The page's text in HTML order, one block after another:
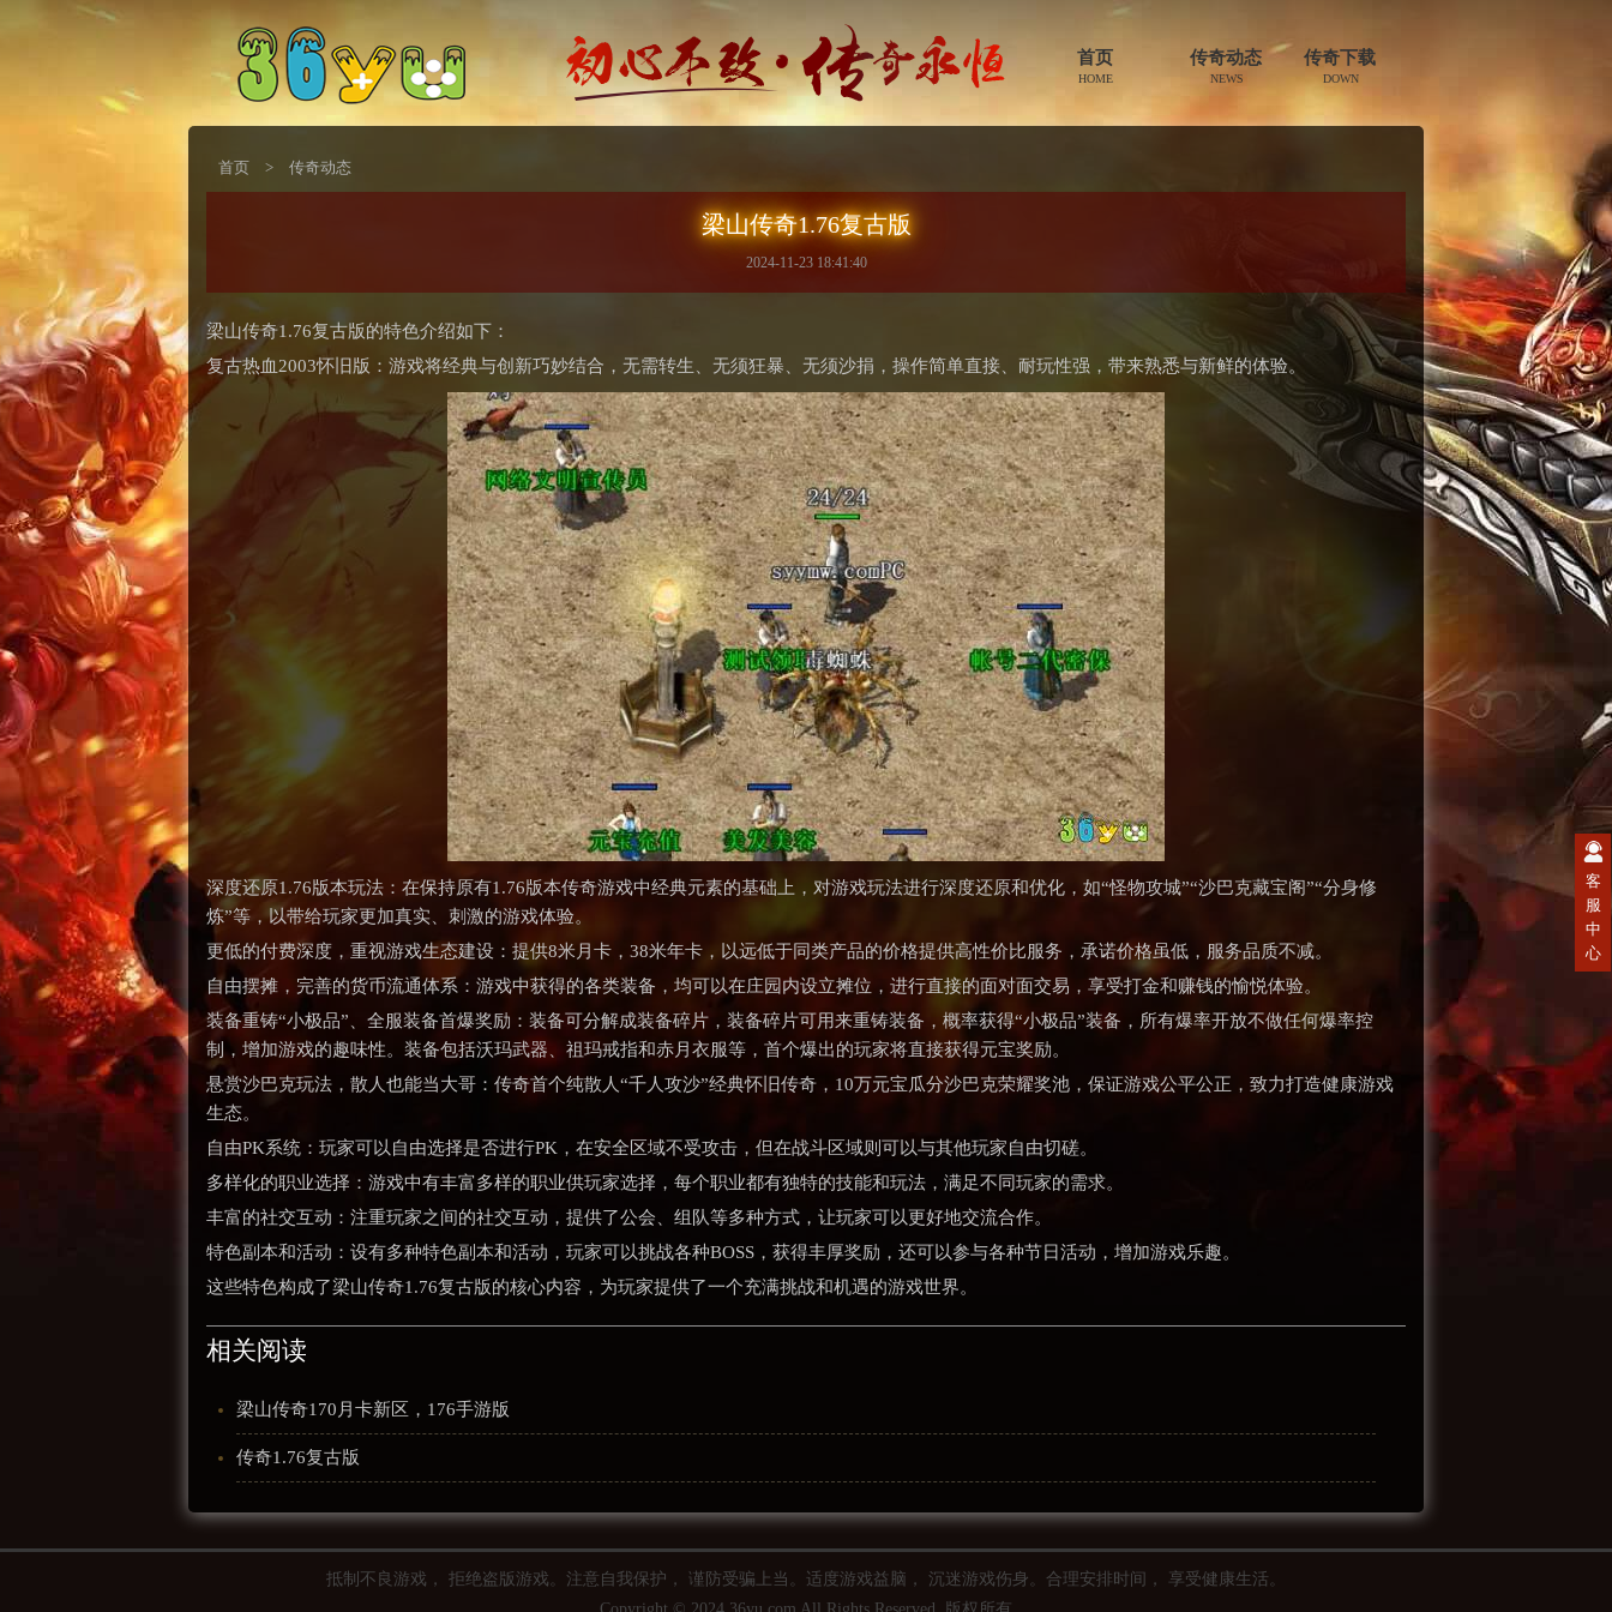
首页
HOME
传奇动态
NEWS
传奇下载
DOWN
首页 > 传奇动态
梁山传奇1.76复古版
2024-11-23 18:41:40
梁山传奇1.76复古版的特色介绍如下：
复古热血2003怀旧版：游戏将经典与创新巧妙结合，无需转生、无须狂暴、无须沙捐，操作简单直接、耐玩性强，带来熟悉与新鲜的体验。
深度还原1.76版本玩法：在保持原有1.76版本传奇游戏中经典元素的基础上，对游戏玩法进行深度还原和优化，如“怪物攻城”“沙巴克藏宝阁”“分身修
炼”等，以带给玩家更加真实、刺激的游戏体验。
更低的付费深度，重视游戏生态建设：提供8米月卡，38米年卡，以远低于同类产品的价格提供高性价比服务，承诺价格虽低，服务品质不减。
自由摆摊，完善的货币流通体系：游戏中获得的各类装备，均可以在庄园内设立摊位，进行直接的面对面交易，享受打金和赚钱的愉悦体验。
装备重铸“小极品”、全服装备首爆奖励：装备可分解成装备碎片，装备碎片可用来重铸装备，概率获得“小极品”装备，所有爆率开放不做任何爆率控
制，增加游戏的趣味性。装备包括沃玛武器、祖玛戒指和赤月衣服等，首个爆出的玩家将直接获得元宝奖励。
悬赏沙巴克玩法，散人也能当大哥：传奇首个纯散人“千人攻沙”经典怀旧传奇，10万元宝瓜分沙巴克荣耀奖池，保证游戏公平公正，致力打造健康游戏
生态。
自由PK系统：玩家可以自由选择是否进行PK，在安全区域不受攻击，但在战斗区域则可以与其他玩家自由切磋。
多样化的职业选择：游戏中有丰富多样的职业供玩家选择，每个职业都有独特的技能和玩法，满足不同玩家的需求。
丰富的社交互动：注重玩家之间的社交互动，提供了公会、组队等多种方式，让玩家可以更好地交流合作。
特色副本和活动：设有多种特色副本和活动，玩家可以挑战各种BOSS，获得丰厚奖励，还可以参与各种节日活动，增加游戏乐趣。
这些特色构成了梁山传奇1.76复古版的核心内容，为玩家提供了一个充满挑战和机遇的游戏世界。
相关阅读
梁山传奇170月卡新区，176手游版
传奇1.76复古版
抵制不良游戏， 拒绝盗版游戏。注意自我保护， 谨防受骗上当。适度游戏益脑， 沉迷游戏伤身。合理安排时间， 享受健康生活。
客
服
中
心